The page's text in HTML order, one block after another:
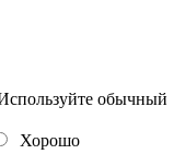
обычный
Хорошо